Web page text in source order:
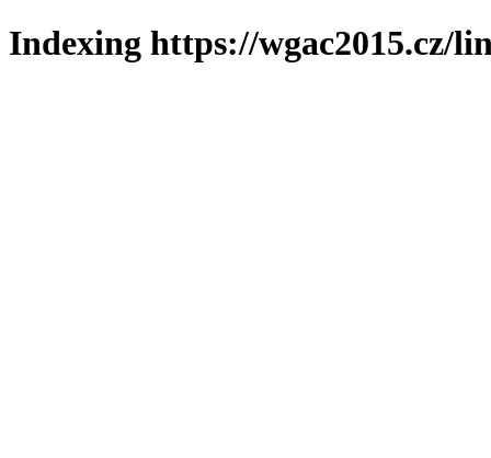
Indexing https://wgac2015.cz/